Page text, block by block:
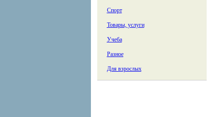
Спорт
Товары, услуги
Учеба
Разное
Для взрослых